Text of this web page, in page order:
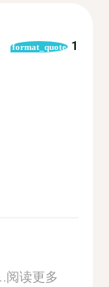
format_quote 1
阅读更多